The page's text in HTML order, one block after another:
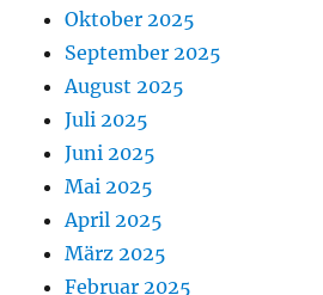
Oktober 2025
September 2025
August 2025
Juli 2025
Juni 2025
Mai 2025
April 2025
März 2025
Februar 2025